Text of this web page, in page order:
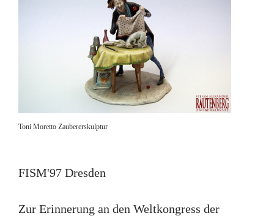
Toni Moretto Zaubererskulptur
FISM'97 Dresden
Zur Erinnerung an den Weltkongress der